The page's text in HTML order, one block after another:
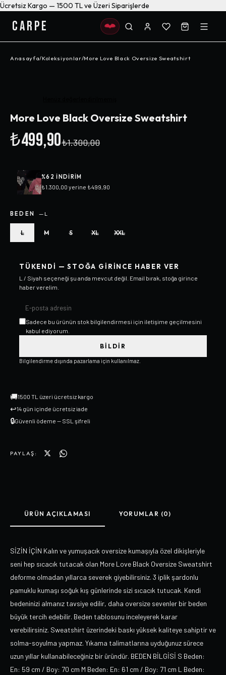
Ücretsiz Kargo — 1500 TL ve Üzeri Siparişlerde
CARPE
Anasayfa/Koleksiyonlar/More Love Black Oversize Sweatshirt
More Love Black Oversize Sweatshirt
₺499,90₺1.300,00
%62 INDIRIM
₺1.300,00 yerine ₺499,90
BEDEN — L
L M S XL XXL
TÜKENDI — STOĞA GIRINCE HABER VER
L / Siyah seçeneği şu anda mevcut değil. Email bırak, stoğa girince
haber verelim.
Sadece bu ürünün stok bilgilendirmesi için iletişime geçilmesini
kabul ediyorum.
BILDIR
Bilgilendirme dışında pazarlama için kullanılmaz.
🚚1500 TL üzeri ücretsiz kargo
↩14 gün içinde ücretsiz iade
🔒Güvenli ödeme — SSL şifreli
PAYLAŞ:
ÜRÜN AÇIKLAMASI YORUMLAR (0)
SİZİN İÇİN Kalın ve yumuşacık oversize kumaşıyla özel dikişleriyle
seni hep sıcacık tutacak olan More Love Black Oversize Sweatshirt
deforme olmadan yıllarca severek giyebilirsiniz. 3 iplik şardonlu
pamuklu kumaşı soğuk kış günlerinde sizi sıcacık tutucak. Kendi
bedeninizi almanız tavsiye edilir, daha oversize sevenler bir beden
büyük tercih edebilir. Beden tablosunu inceleyerek karar
verebilirsiniz. Sweatshirt üzerindeki baskı yüksek kaliteye sahiptir ve
solma-soyulma yapmaz. Yıkama talimatlarına uyduğunuz sürece
uzun yıllar kullanabileceğiniz bir üründür. BEDEN BİLGİSİ S Beden:
En: 59 cm / Boy: 70 cm M Beden: En: 61 cm / Boy: 71 cm L Beden: